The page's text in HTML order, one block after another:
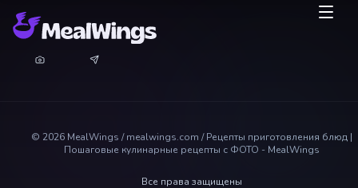
© 2026 MealWings / mealwings.com /Рецепты приготовления блюд |
Пошаговые кулинарные рецепты с ФОТО - MealWings
Все права защищены